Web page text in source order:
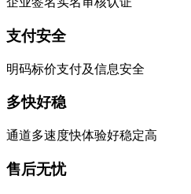
支付安全
明码标价支付及信息安全
多快好稳
通道多速度快体验好稳定高
售后无忧